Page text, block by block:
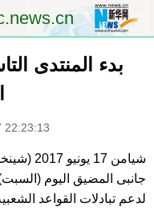
الصفحة الأولى
الثقافة والتعليم
بدء المنتدى
22:23:13
شيامن 17
جانبى المضيق اليوم
لدعم تبادلات القواعد